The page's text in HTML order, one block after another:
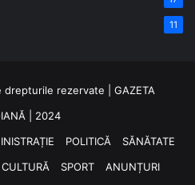
11
rezervate | GAZETA
| 2024
POLITICĂ
SĂNĂTATE
CULTURĂ SPORT ANUNȚURI